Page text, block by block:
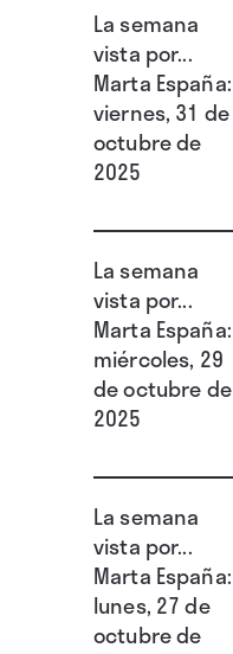
La semana
vista por...
Marta España:
viernes, 31 de
octubre de
2025
La semana
vista por...
Marta España:
miércoles, 29
de octubre de
2025
La semana
vista por...
Marta España:
lunes, 27 de
octubre de